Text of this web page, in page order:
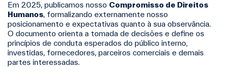
Em 2025, publicamos nosso Compromisso de Direitos
Humanos, formalizando externamente nosso
posicionamento e expectativas quanto à sua observância.
O documento orienta a tomada de decisões e define os
princípios de conduta esperados do público interno,
investidas, fornecedores, parceiros comerciais e demais
partes interessadas.